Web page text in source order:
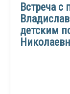
Встреча с
детским